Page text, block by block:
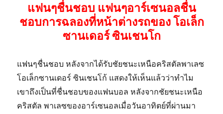
แฟนๆชื่นชอบ แฟนๆอาร์เซนอลชื่น
ชอบการฉลองที่หน้าต่างรถของ โอเล็ก
ซานเดอร์ ซินเชนโก
แฟนๆชื่นชอบ หลังจากได้รับชัยชนะเหนือคริสตัลพาเลซ
โอเล็กซานเดอร์ ซินเชนโก้ แสดงให้เห็นแล้วว่าทำไม
เขาถึงเป็นที่ชื่นชอบของแฟนบอล หลังจากชัยชนะเหนือ
คริสตัล พาเลซของอาร์เซนอลเมื่อวันอาทิตย์ที่ผ่านมา